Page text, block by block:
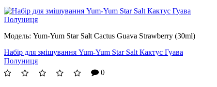
Модель: Yum-Yum Star Salt Cactus Guava Strawberry (30ml)
Набір для змішування Yum-Yum Star Salt Кактус Гуава
Полуниця
0